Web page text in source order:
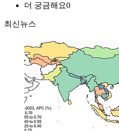
더 궁금해요0
최신뉴스